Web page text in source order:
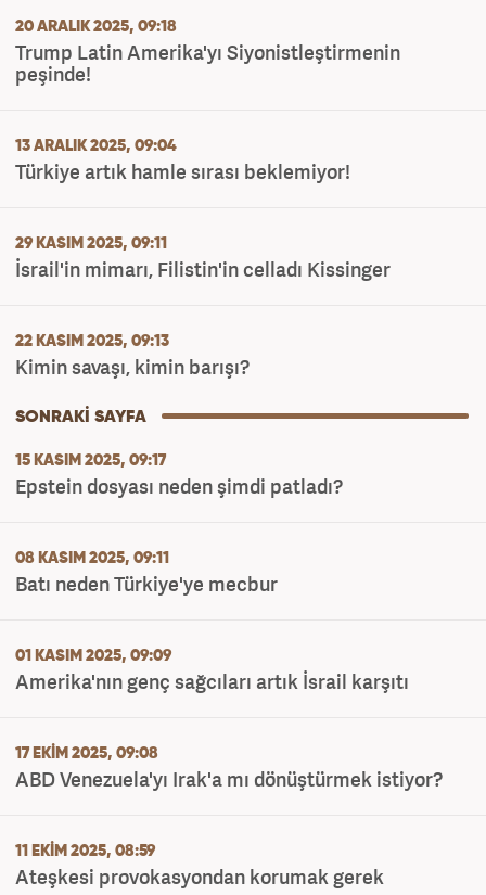
20 ARALIK 2025, 09:18
Trump Latin Amerika'yı Siyonistleştirmenin
peşinde!
13 ARALIK 2025, 09:04
Türkiye artık hamle sırası beklemiyor!
29 KASIM 2025, 09:11
İsrail'in mimarı, Filistin'in celladı Kissinger
22 KASIM 2025, 09:13
Kimin savaşı, kimin barışı?
15 KASIM 2025, 09:17
Epstein dosyası neden şimdi patladı?
08 KASIM 2025, 09:11
Batı neden Türkiye'ye mecbur
01 KASIM 2025, 09:09
Amerika'nın genç sağcıları artık İsrail karşıtı
17 EKIM 2025, 09:08
ABD Venezuela'yı Irak'a mı dönüştürmek istiyor?
11 EKIM 2025, 08:59
Ateşkesi provokasyondan korumak gerek